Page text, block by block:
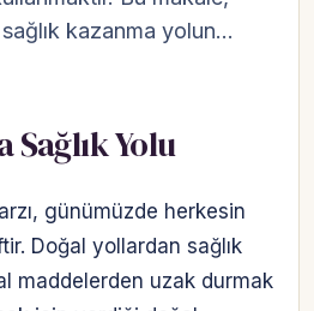
kazanma yolun…
Sağlık Yolu
günümüzde herkesin
Doğal yollardan sağlık
maddelerden uzak durmak